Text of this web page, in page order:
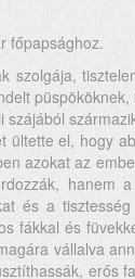
főpapsághoz.
szolgája,
ültette el, hogy
azokat az
hanem
és a
fákkal és
vállalva
erős